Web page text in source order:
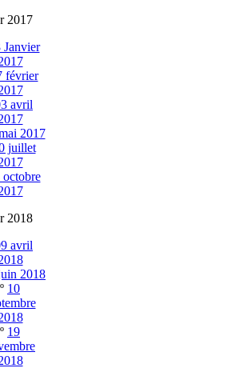
2017
Janvier
février
avril
2017
juillet
octobre
2018
avril
2018
º 10
º 19